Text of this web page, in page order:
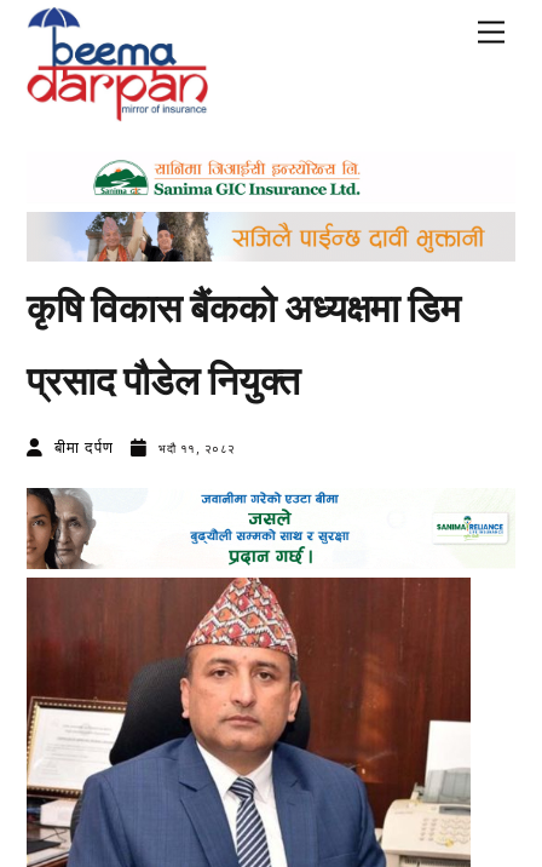
Skip
content
कृषि विकास बैंकको अध्यक्षमा डिम
प्रसाद पौडेल नियुक्त
बीमा दर्पण भदौ ११, २०८२